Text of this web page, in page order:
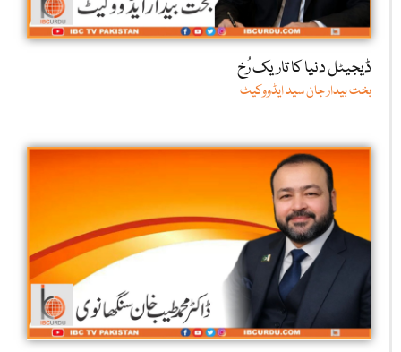
ڈیجیٹل دنیا کا تاریک رُخ
بخت بیدار جان سید ایڈووکیٹ